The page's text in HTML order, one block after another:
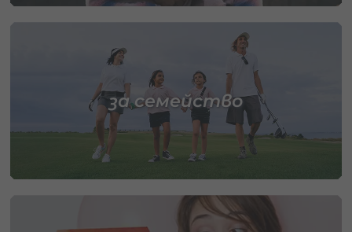
за семейство